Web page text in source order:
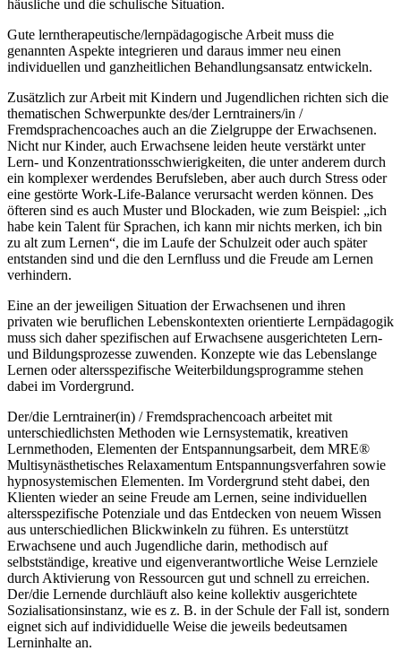
häusliche und die schulische Situation.
Gute lerntherapeutische/lernpädagogische Arbeit muss die
genannten Aspekte integrieren und daraus immer neu einen
individuellen und ganzheitlichen Behandlungsansatz entwickeln.
Zusätzlich zur Arbeit mit Kindern und Jugendlichen richten sich die
thematischen Schwerpunkte des/der Lerntrainers/in /
Fremdsprachencoaches auch an die Zielgruppe der Erwachsenen.
Nicht nur Kinder, auch Erwachsene leiden heute verstärkt unter
Lern- und Konzentrationsschwierigkeiten, die unter anderem durch
ein komplexer werdendes Berufsleben, aber auch durch Stress oder
eine gestörte Work-Life-Balance verursacht werden können. Des
öfteren sind es auch Muster und Blockaden, wie zum Beispiel: „ich
habe kein Talent für Sprachen, ich kann mir nichts merken, ich bin
zu alt zum Lernen“, die im Laufe der Schulzeit oder auch später
entstanden sind und die den Lernfluss und die Freude am Lernen
verhindern.
Eine an der jeweiligen Situation der Erwachsenen und ihren
privaten wie beruflichen Lebenskontexten orientierte Lernpädagogik
muss sich daher spezifischen auf Erwachsene ausgerichteten Lern-
und Bildungsprozesse zuwenden. Konzepte wie das Lebenslange
Lernen oder altersspezifische Weiterbildungsprogramme stehen
dabei im Vordergrund.
Der/die Lerntrainer(in) / Fremdsprachencoach arbeitet mit
unterschiedlichsten Methoden wie Lernsystematik, kreativen
Lernmethoden, Elementen der Entspannungsarbeit, dem MRE®
Multisynästhetisches Relaxamentum Entspannungsverfahren sowie
hypnosystemischen Elementen. Im Vordergrund steht dabei, den
Klienten wieder an seine Freude am Lernen, seine individuellen
altersspezifische Potenziale und das Entdecken von neuem Wissen
aus unterschiedlichen Blickwinkeln zu führen. Es unterstützt
Erwachsene und auch Jugendliche darin, methodisch auf
selbstständige, kreative und eigenverantwortliche Weise Lernziele
durch Aktivierung von Ressourcen gut und schnell zu erreichen.
Der/die Lernende durchläuft also keine kollektiv ausgerichtete
Sozialisationsinstanz, wie es z. B. in der Schule der Fall ist, sondern
eignet sich auf individiduelle Weise die jeweils bedeutsamen
Lerninhalte an.